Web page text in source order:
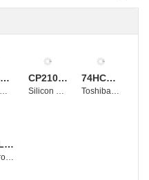
NTZS3151PT1G CP2102-GMR 74HC4053D
TS27L2CDT
STMicroelectronics